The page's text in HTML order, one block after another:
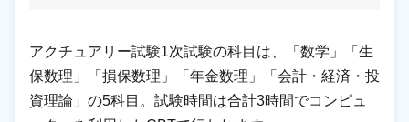
アクチュアリー試験1次試験の科目は、「数学」「生
保数理」「損保数理」「年金数理」「会計・経済・投
資理論」の5科目。試験時間は合計3時間でコンピュ